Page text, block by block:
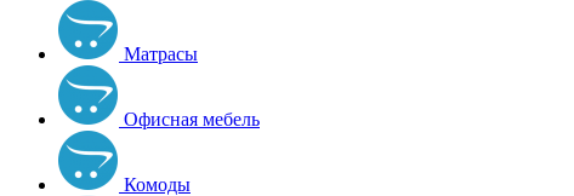
Матрасы
Офисная мебель
Комоды